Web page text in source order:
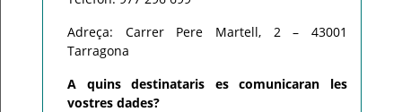
Adreça: Carrer Pere Martell, 2 – 43001
Tarragona
A quins destinataris es comunicaran les
vostres dades?